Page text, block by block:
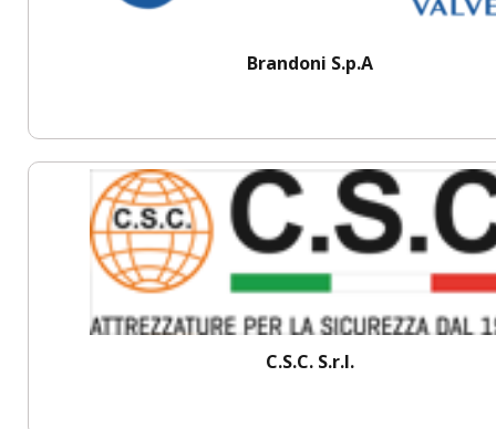
Brandoni S.p.A
C.S.C. S.r.l.